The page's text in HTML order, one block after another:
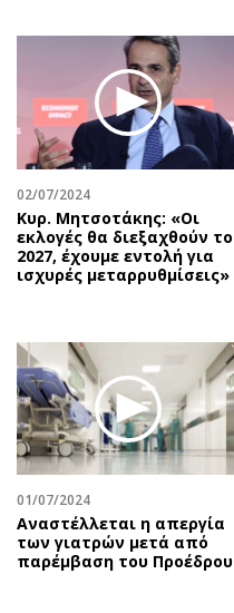
Προεδρικές 2023
Δημοσκοπήσεις
Διπλωματία
Αθλητισμός
Κύπρος
Ελλάδα
Διεθνή
Κληρώσεις Allwyn
Real Estate
Επιχειρήσεις
Αγορές
Money Review
AstroBank Properties
Trends
Ενέργεια
02/07/2024
Κυρ. Μητσοτάκης: «Οι
εκλογές θα διεξαχθούν το
2027, έχουμε εντολή για
ισχυρές μεταρρυθμίσεις»
01/07/2024
Αναστέλλεται η απεργία
των γιατρών μετά από
παρέμβαση του Προέδρου